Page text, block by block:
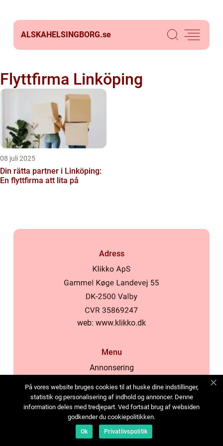
ALSKAHELSINGBORG.se
Flyttfirma Linköping
08 juli 2025
Din rätta partner i Linköping:
En flyttfirma att lita på
Adress
web: www.klikko.dk
Menu
Annonsering
Cookies
Kontakta oss
Sitemap
På vores website bruges cookies til at huske dine indstillinger,
statistik og personalisering af indhold og annoncer. Denne
information deles med tredjepart. Ved fortsat brug af websiden
godkender du cookiepolitikken.
Ok Privatlivspolitik